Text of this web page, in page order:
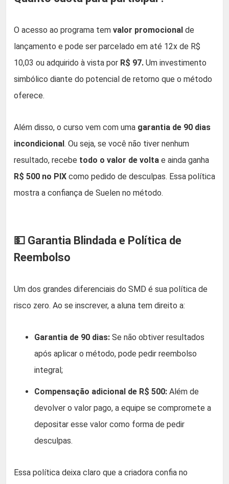
O acesso ao programa tem valor promocional de
lançamento e pode ser parcelado em até 12x de R$
10,03 ou adquirido à vista por R$ 97. Um investimento
simbólico diante do potencial de retorno que o método
oferece.
Além disso, o curso vem com uma garantia de 90 dias
incondicional. Ou seja, se você não tiver nenhum
resultado, recebe todo o valor de volta e ainda ganha
R$ 500 no PIX como pedido de desculpas. Essa política
mostra a confiança de Suelen no método.
💵 Garantia Blindada e Política de
Reembolso
Um dos grandes diferenciais do SMD é sua política de
risco zero. Ao se inscrever, a aluna tem direito a:
Garantia de 90 dias: Se não obtiver resultados
após aplicar o método, pode pedir reembolso
integral;
Compensação adicional de R$ 500: Além de
devolver o valor pago, a equipe se compromete a
depositar esse valor como forma de pedir
desculpas.
Essa política deixa claro que a criadora confia no